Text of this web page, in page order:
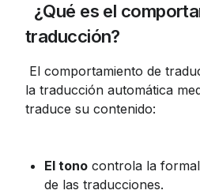
¿Qué es el
traducción?
la traducción automática
traduce su contenido:
El tono controla la
de las traducciones.